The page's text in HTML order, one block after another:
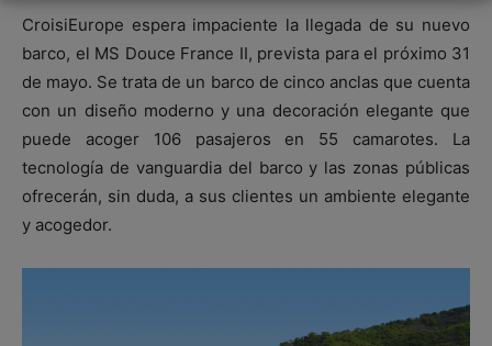
CroisiEurope espera impaciente la llegada de su nuevo
barco, el MS Douce France II, prevista para el próximo 31
de mayo. Se trata de un barco de cinco anclas que cuenta
con un diseño moderno y una decoración elegante que
puede acoger 106 pasajeros en 55 camarotes. La
tecnología de vanguardia del barco y las zonas públicas
ofrecerán, sin duda, a sus clientes un ambiente elegante
y acogedor.